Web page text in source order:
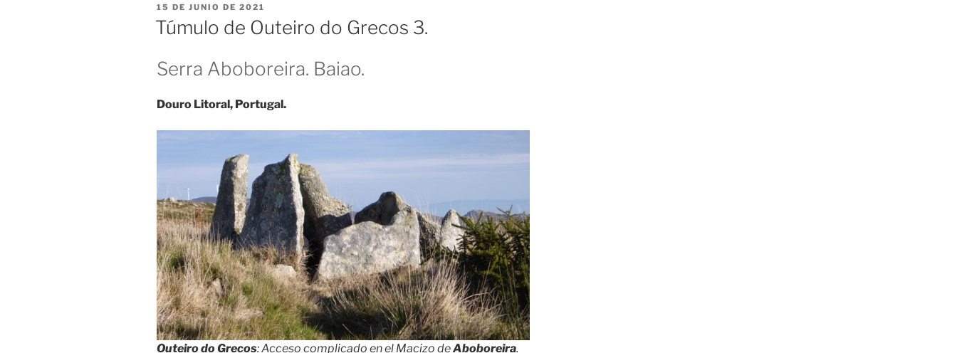
PUBLICADO
EL
15 DE JUNIO DE 2021
Túmulo de Outeiro do Grecos 3.
Serra Aboboreira. Baiao.
Douro Litoral, Portugal.
Outeiro do Grecos: Acceso complicado en el Macizo deAboboreira.